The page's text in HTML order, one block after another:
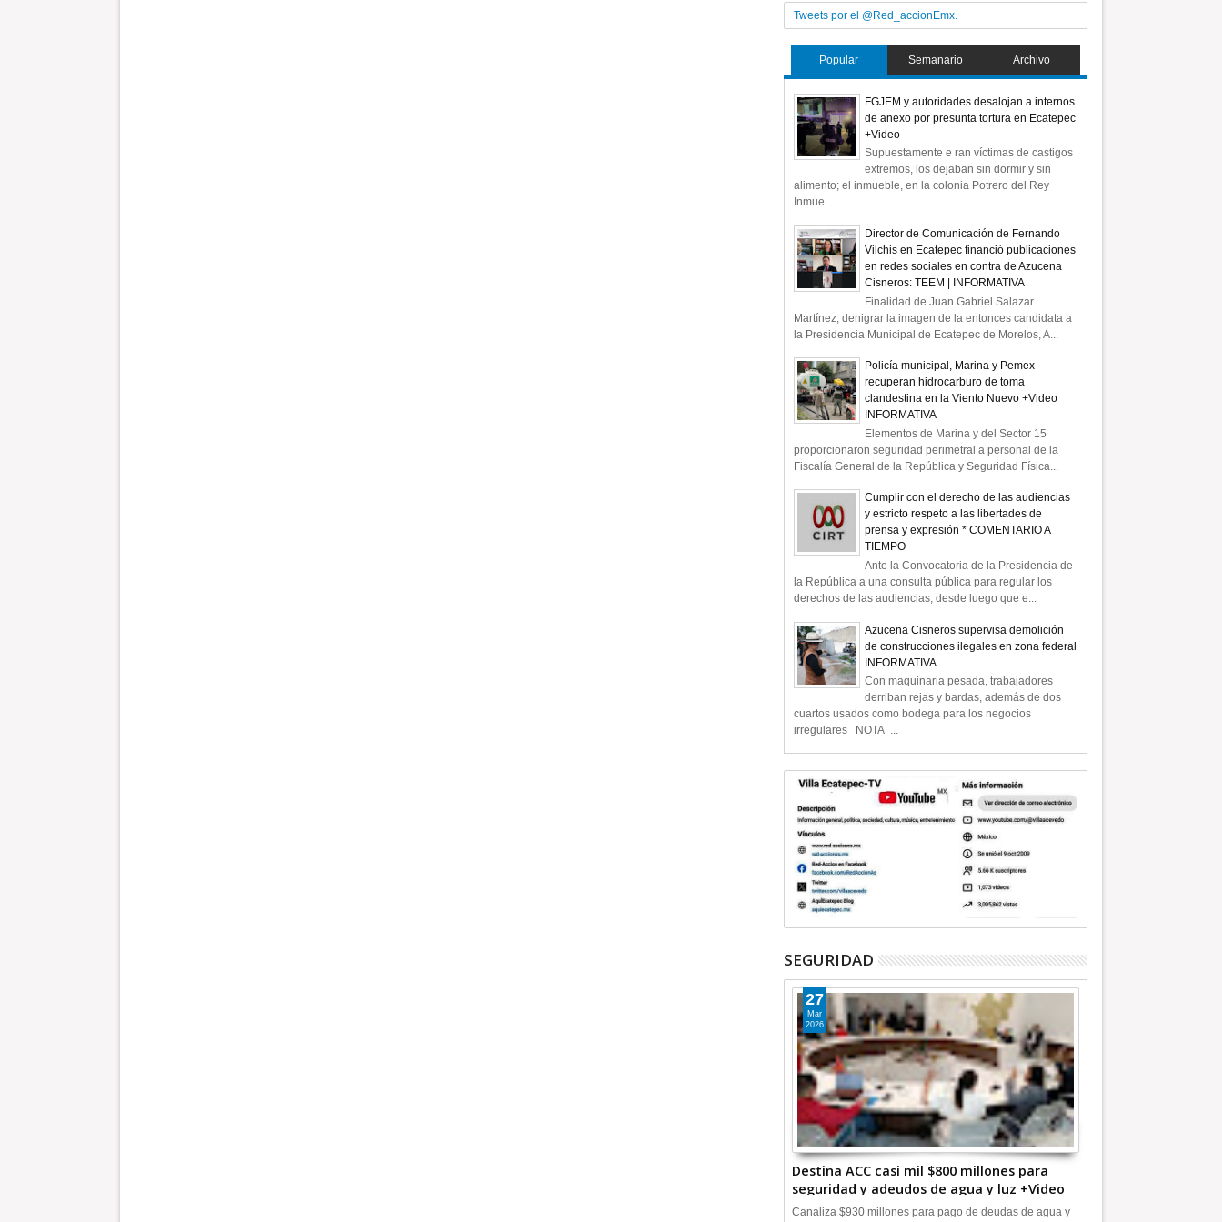
Tweets por el @Red_accionEmx.
Popular Semanario Archivo
FGJEM y autoridades desalojan a internos
de anexo por presunta tortura en Ecatepec
+Video
Supuestamente e ran víctimas de castigos
extremos, los dejaban sin dormir y sin
alimento; el inmueble, en la colonia Potrero del Rey
Inmue...
Director de Comunicación de Fernando
Vilchis en Ecatepec financió publicaciones
en redes sociales en contra de Azucena
Cisneros: TEEM | INFORMATIVA
Finalidad de Juan Gabriel Salazar
Martínez, denigrar la imagen de la entonces candidata a
la Presidencia Municipal de Ecatepec de Morelos, A...
Policía municipal, Marina y Pemex
recuperan hidrocarburo de toma
clandestina en la Viento Nuevo +Video
INFORMATIVA
Elementos de Marina y del Sector 15
proporcionaron seguridad perimetral a personal de la
Fiscalía General de la República y Seguridad Física...
Cumplir con el derecho de las audiencias
y estricto respeto a las libertades de
prensa y expresión * COMENTARIO A
TIEMPO
Ante la Convocatoria de la Presidencia de
la República a una consulta pública para regular los
derechos de las audiencias, desde luego que e...
Azucena Cisneros supervisa demolición
de construcciones ilegales en zona federal
INFORMATIVA
Con maquinaria pesada, trabajadores
derriban rejas y bardas, además de dos
cuartos usados como bodega para los negocios
irregulares NOTA ...
SEGURIDAD
Destina ACC casi mil $800 millones para
seguridad y adeudos de agua y luz +Video
27
Mar
2026
Canaliza $930 millones para pago de deudas de agua y